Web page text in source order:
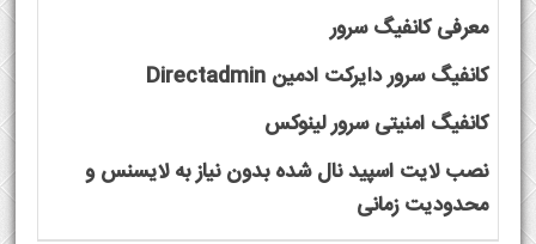
معرفی کانفیگ سرور
کانفیگ سرور دایرکت ادمین Directadmin
کانفیگ امنیتی سرور لینوکس
نصب لایت اسپید نال شده بدون نیاز به لایسنس و
محدودیت زمانی